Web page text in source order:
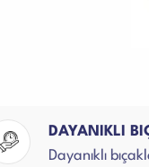
DAYANIKLI
Dayanıklı